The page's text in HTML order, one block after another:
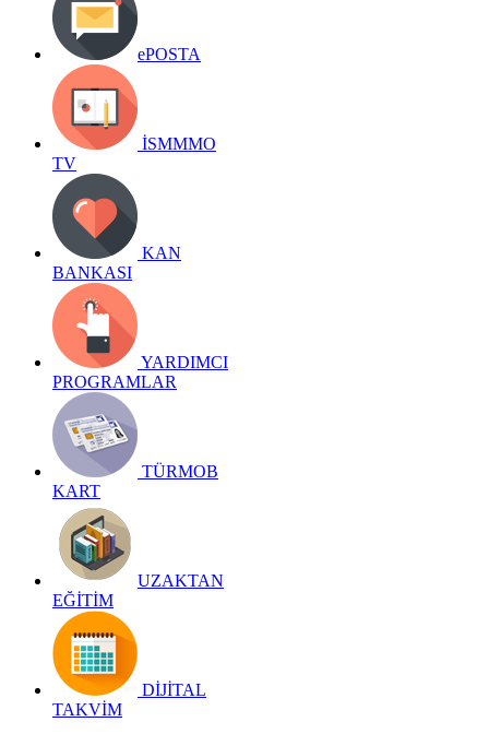
ePOSTA
İSMMMO
TV
KAN
BANKASI
YARDIMCI
PROGRAMLAR
TÜRMOB
KART
UZAKTAN
EĞİTİM
DİJİTAL
TAKVİM